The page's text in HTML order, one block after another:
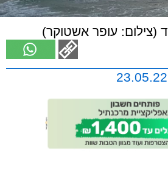
(צילום: עופר אשטוקר)